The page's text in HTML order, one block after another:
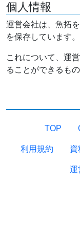
個人情報
運営会社は、魚拓
を保存しています。
これについて、運
ることができるもの
TOP
利用規約 資
運